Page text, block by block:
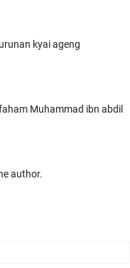
kyai ageng
Muhammad ibn abdil
author.